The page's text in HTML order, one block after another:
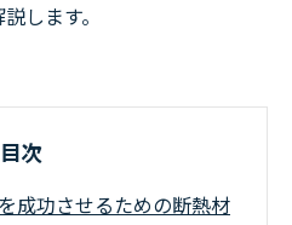
します。
目次
成功させるための断熱材